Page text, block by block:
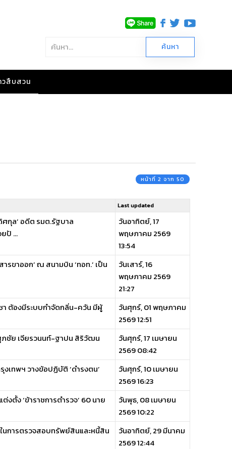
วสืบสวน
หน้าที่ 2 จาก 50
Last updated
ศกุล’ อดีต รมต.รัฐบาล
ปั ...
วันอาทิตย์, 17
พฤษภาคม 2569
13:54
ารขาออก’ ณ สนามบิน ‘ทอท.’ เป็น
วันเสาร์, 16
พฤษภาคม 2569
21:27
ต้องมีระบบกำจัดกลิ่น-ควัน มีผู้
วันศุกร์, 01 พฤษภาคม
2569 12:51
ภชัย เจียรวนนท์-ฐาปน สิริวัฒน
วันศุกร์, 17 เมษายน
2569 08:42
งเทพฯ วางข้อปฏิบัติ ‘ดำรงตน’
วันศุกร์, 10 เมษายน
2569 16:23
งตั้ง ‘ข้าราชการตำรวจ’ 60 นาย
วันพุธ, 08 เมษายน
2569 10:22
ในการตรวจสอบทรัพย์สินและหนี้สิน
วันอาทิตย์, 29 มีนาคม
2569 12:44